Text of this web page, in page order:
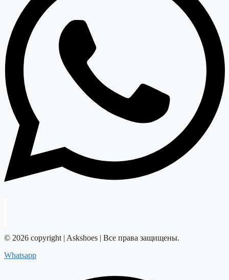
© 2026 copyright | Askshoes | Все права защищены.
Whatsapp